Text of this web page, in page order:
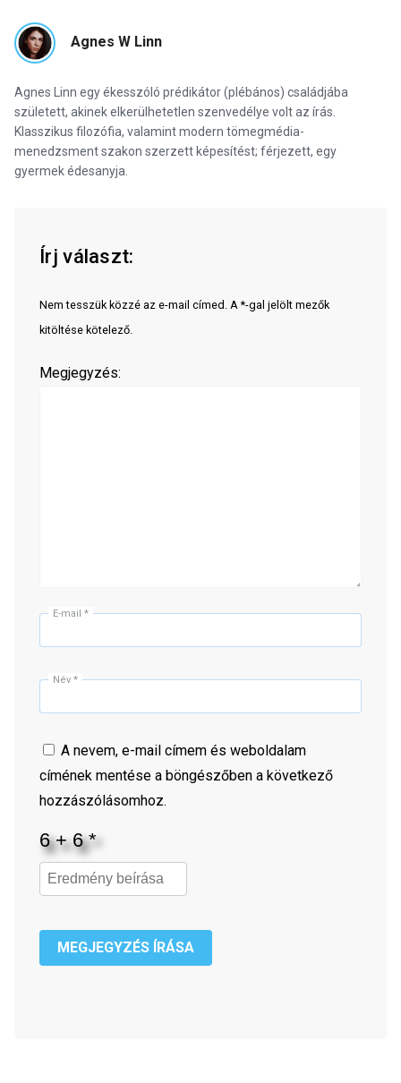
Agnes W Linn
Agnes Linn egy ékesszóló prédikátor (plébános) családjába
született, akinek elkerülhetetlen szenvedélye volt az írás.
Klasszikus filozófia, valamint modern tömegmédia-
menedzsment szakon szerzett képesítést; férjezett, egy
gyermek édesanyja.
Írj választ:
Nem tesszük közzé az e-mail címed. A *-gal jelölt mezők
kitöltése kötelező.
Megjegyzés:
E-mail *
Név *
A nevem, e-mail címem és weboldalam
címének mentése a böngészőben a következő
hozzászólásomhoz.
MEGJEGYZÉS ÍRÁSA